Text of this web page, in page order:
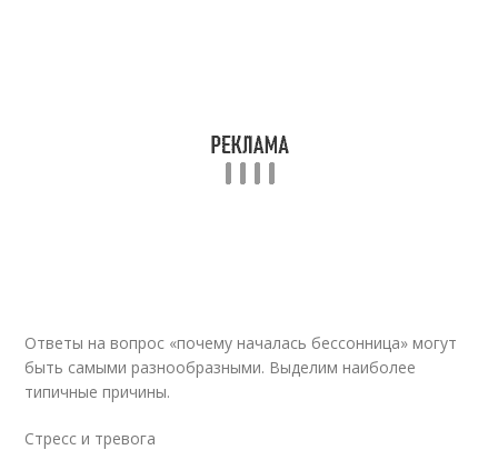
Ответы на вопрос «почему началась бессонница» могут
быть самыми разнообразными. Выделим наиболее
типичные причины.
Стресс и тревога